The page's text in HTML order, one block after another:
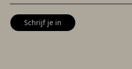
Schrijf je in